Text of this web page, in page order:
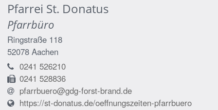
Pfarrei St. Donatus
Pfarrbüro
Ringstraße 118
52078 Aachen
0241 526210
0241 528836
pfarrbuero@gdg-forst-brand.de
https://st-donatus.de/oeffnungszeiten-pfarrbuero